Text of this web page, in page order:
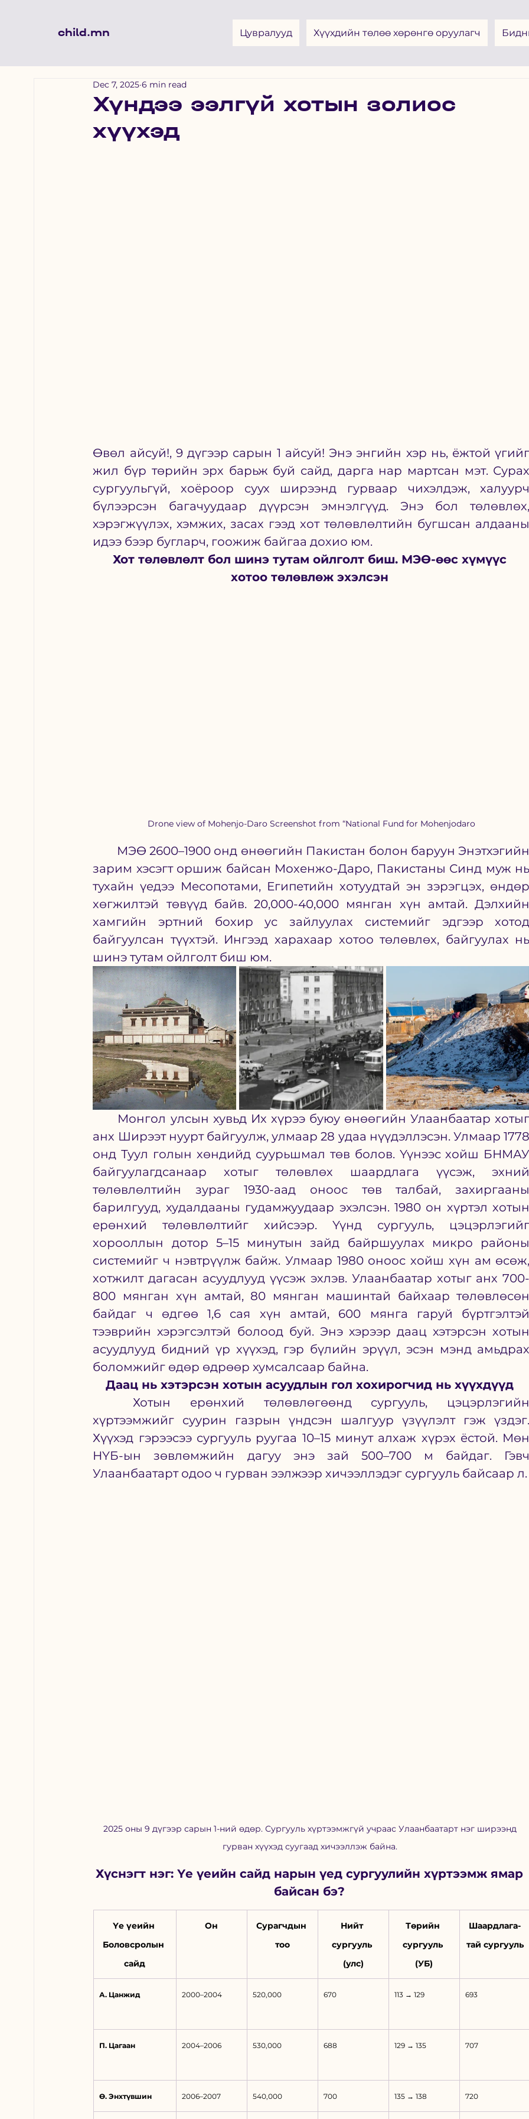
child.mn Цувралууд Хүүхдийн төлөө хөрөнгө оруулагч
Хүндээ ээлгүй хотын золиос
хүүхэд
Dec 7, 2025 6 min read
Өвөл айсуй!, 9 дүгээр сарын 1 айсуй! Энэ энгийн хэр нь, ёжтой үгийг
жил бүр төрийн эрх барьж буй сайд, дарга нар мартсан мэт. Сурах
сургуульгүй, хоёроор суух ширээнд гурваар чихэлдэж, халуурч
бүлээрсэн багачуудаар дүүрсэн эмнэлгүүд. Энэ бол төлөвлөх,
хэрэгжүүлэх, хэмжих, засах гээд хот төлөвлөлтийн бугшсан алдааны
идээ бээр бугларч, гоожиж байгаа дохио юм.
Хот төлөвлөлт бол шинэ тутам ойлголт биш. МЭӨ-өөс хүмүүс
хотоо төлөвлөж эхэлсэн
Drone view of Mohenjo-Daro Screenshot from “National Fund for Mohenjodaro
зарим хэсэгт оршиж байсан Мохенжо-Даро, Пакистаны Синд муж нь
тухайн үедээ Месопотами, Египетийн хотуудтай эн зэрэгцэх, өндөр
хөгжилтэй төвүүд байв. 20,000-40,000 мянган хүн амтай. Дэлхийн
хамгийн эртний бохир ус зайлуулах системийг эдгээр хотод
байгуулсан түүхтэй. Ингээд харахаар хотоо төлөвлөх, байгуулах нь
шинэ тутам ойлголт биш юм.
анх Ширээт нуурт байгуулж, улмаар 28 удаа нүүдэллэсэн. Улмаар 1778
онд Туул голын хөндийд суурьшмал төв болов. Үүнээс хойш БНМАУ
байгуулагдсанаар хотыг төлөвлөх шаардлага үүсэж, эхний
төлөвлөлтийн зураг 1930-аад оноос төв талбай, захиргааны
барилгууд, худалдааны гудамжуудаар эхэлсэн. 1980 он хүртэл хотын
ерөнхий төлөвлөлтийг хийсээр. Үүнд сургууль, цэцэрлэгийг
хорооллын дотор 5–15 минутын зайд байршуулах микро районы
системийг ч нэвтрүүлж байж. Улмаар 1980 оноос хойш хүн ам өсөж,
хотжилт дагасан асуудлууд үүсэж эхлэв. Улаанбаатар хотыг анх 700-
800 мянган хүн амтай, 80 мянган машинтай байхаар төлөвлөсөн
байдаг ч өдгөө 1,6 сая хүн амтай, 600 мянга гаруй бүртгэлтэй
тээврийн хэрэгсэлтэй болоод буй. Энэ хэрээр даац хэтэрсэн хотын
асуудлууд бидний үр хүүхэд, гэр бүлийн эрүүл, эсэн мэнд амьдрах
боломжийг өдөр өдрөөр хумсалсаар байна.
Даац нь хэтэрсэн хотын асуудлын гол хохирогчид нь хүүхдүүд
	Хотын ерөнхий төлөвлөгөөнд сургууль, цэцэрлэгийн
хүртээмжийг суурин газрын үндсэн шалгуур үзүүлэлт гэж үздэг.
Хүүхэд гэрээсээ сургууль руугаа 10–15 минут алхаж хүрэх ёстой. Мөн
НҮБ-ын зөвлөмжийн дагуу энэ зай 500–700 м байдаг. Гэвч
2025 оны 9 дүгээр сарын 1-ний өдөр. Сургууль хүртээмжгүй учраас Улаанбаатарт нэг ширээнд
гурван хүүхэд суугаад хичээллэж байна.
Хүснэгт нэг: Үе үеийн сайд нарын үед сургуулийн хүртээмж ямар
байсан бэ?
Үе үеийн
Боловсролын
сайд
Он
Сурагчдын
тоо
Нийт
сургууль
(улс)
Төрийн
сургууль
(УБ)
Шаардлага-
тай сургууль
А. Цанжид 2000–2004 520,000 670 113 → 129 693
П. Цагаан 2004–2006 530,000 688 129 → 135 707
Ө. Энхтүвшин 2006–2007 540,000 700 135 → 138 720